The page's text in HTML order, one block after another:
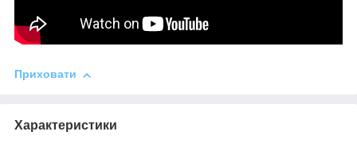
Приховати
Характеристики